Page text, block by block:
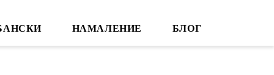
НАМАЛЕНИЕ БЛОГ